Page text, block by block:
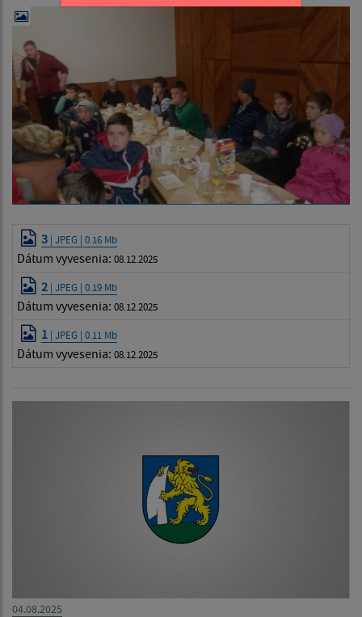
3 | JPEG | 0.16 Mb
Dátum vyvesenia: 08.12.2025
2 | JPEG | 0.19 Mb
Dátum vyvesenia: 08.12.2025
1 | JPEG | 0.11 Mb
Dátum vyvesenia: 08.12.2025
04.08.2025